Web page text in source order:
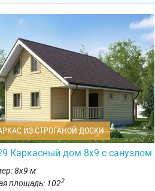
ИЗ СТРОГАНОЙ ДОСКИ
Каркасный дом 8х9 с санузлом
8х9 м
площадь: 1022